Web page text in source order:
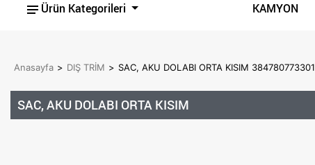
Ürün Kategorileri KAMYON
Anasayfa > DIŞ TRİM > SAC, AKU DOLABI ORTA KISIM 384780773301
SAC, AKU DOLABI ORTA KISIM